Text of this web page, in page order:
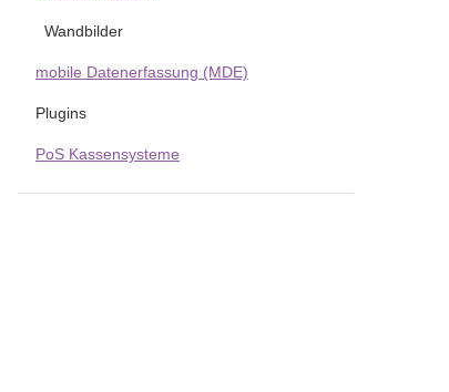
Wandbilder
mobile Datenerfassung (MDE)
Plugins
PoS Kassensysteme